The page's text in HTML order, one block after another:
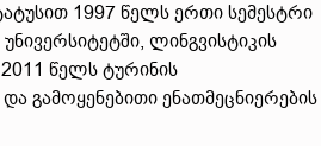
1997 წელს ერთი სემესტრი
ლინგვისტიკის
წელს ტურინის
გამოყენებითი ენათმეცნიერების